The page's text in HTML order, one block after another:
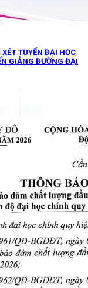
TUYỂN ĐẠI HỌC
GIẢNG ĐƯỜNG ĐẠI